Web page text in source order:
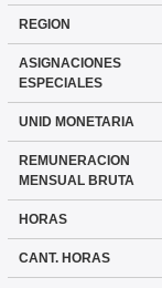
REGION
ASIGNACIONES
ESPECIALES
UNID MONETARIA
REMUNERACION
MENSUAL BRUTA
HORAS
CANT. HORAS